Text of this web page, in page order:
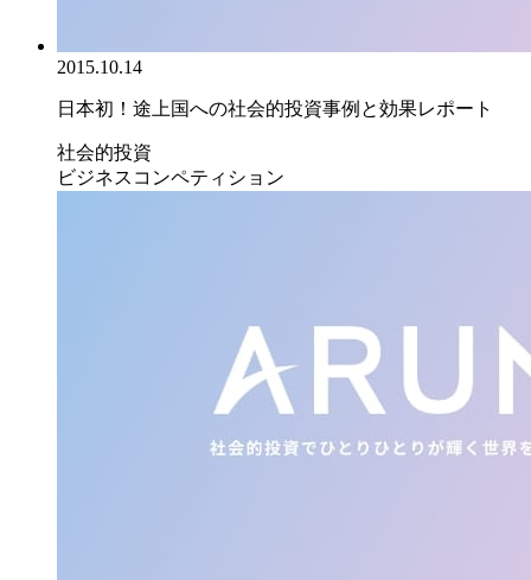
2015.10.14
日本初！途上国への社会的投資事例と効果レポート
社会的投資
ビジネスコンペティション